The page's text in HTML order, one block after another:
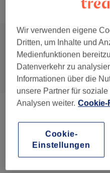
Alle
Damen Waxing - Körper
Wir verwenden eigene
Dritten, um Inhalte und
Medienfunktionen
Datenverkehr zu
Informationen über die
unsere Partner für
Analysen weiter. Cookie-
Cookie-
Einstellungen